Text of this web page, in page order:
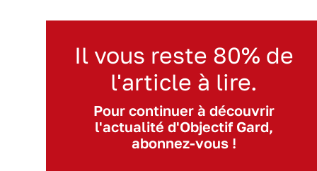
Il vous reste 80% de
l'article à lire.
Pour continuer à découvrir
l'actualité d'Objectif Gard,
abonnez-vous !